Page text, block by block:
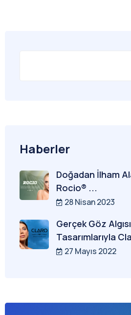
Haberler
Doğadan İlham
Rocio® ...
28 Nisan 2023
Gerçek Göz
Tasarımlarıyla
27 Mayıs 2022